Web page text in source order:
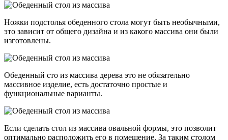
Ножки подстолья обеденного стола могут быть необычными,
это зависит от общего дизайна и из какого массива они были
изготовлены.
Обеденный сто из массива дерева это не обязательно
массивное изделие, есть достаточно простые и
функциональные варианты.
Если сделать стол из массива овальной формы, это позволит
оптимально расположить его в помещение. За таким столом